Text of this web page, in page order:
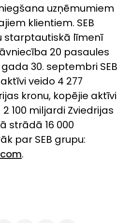
uzņēmumiem
klientiem. SEB
starptautiskā līmenī
20 pasaules
gada 30. septembri SEB
veido 4 277
kronu, kopējie aktīvi
100 miljardi Zviedrijas
strādā 16 000
par SEB grupu:
.